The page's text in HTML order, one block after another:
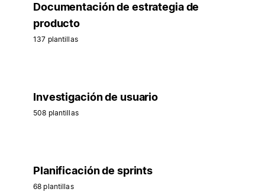
Documentación de estrategia de
producto
137 plantillas
Investigación de usuario
508 plantillas
Planificación de sprints
68 plantillas